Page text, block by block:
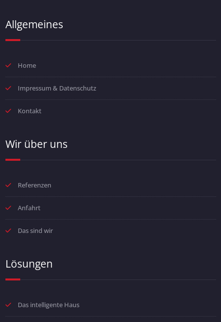
Allgemeines
Home
Impressum & Datenschutz
Kontakt
Wir über uns
Referenzen
Anfahrt
Das sind wir
Lösungen
Das intelligente Haus